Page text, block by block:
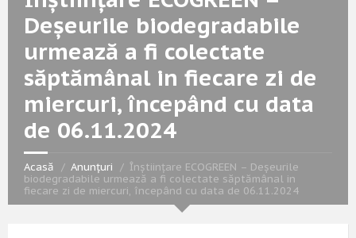
Deșeurile biodegradabile
urmează a fi colectate
săptămânal in fiecare zi de
miercuri, începând cu data
de 06.11.2024
Acasă Anunțuri
Înștiințare ECOGREEN – Deșeurile
biodegradabile urmează a fi colectate săptămânal in
fiecare zi de miercuri, începând cu data de 06.11.2024